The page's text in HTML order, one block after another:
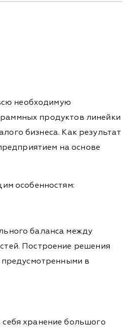
необходимую
продуктов линейки
бизнеса. Как результат
на основе
особенностям:
баланса между
Построение решения
в
хранение большого